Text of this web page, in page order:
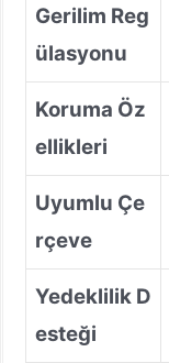
Gerilim Reg
ülasyonu
Koruma Öz
ellikleri
Uyumlu Çe
rçeve
Yedeklilik D
esteği